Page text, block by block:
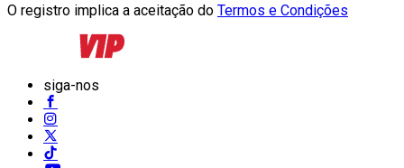
O registro implica a aceitação do Termos e Condições
siga-nos